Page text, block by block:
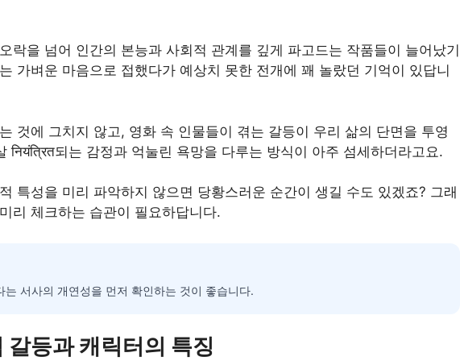
락을 넘어 인간의 본능과 사회적 관계를 깊게 파고드는 작품들이 늘어났기
가벼운 마음으로 접했다가 예상치 못한 전개에 꽤 놀랐던 기억이 있답니
것에 그치지 않고, 영화 속 인물들이 겪는 갈등이 우리 삶의 단면을 투영
नियंत्रित되는 감정과 억눌린 욕망을 다루는 방식이 아주 섬세하더라고요.
특성을 미리 파악하지 않으면 당황스러운 순간이 생길 수도 있겠죠? 그래
리 체크하는 습관이 필요하답니다.
는 서사의 개연성을 먼저 확인하는 것이 좋습니다.
갈등과 캐릭터의 특징